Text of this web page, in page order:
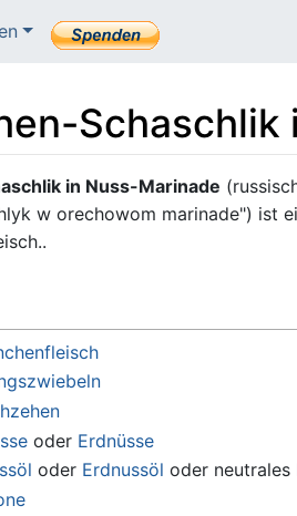
Schaschlik
, Suche
in Nuss-Marinade
w orechowom marinade") ist
oder Erdnüsse
oder Erdnussöl oder neutrales